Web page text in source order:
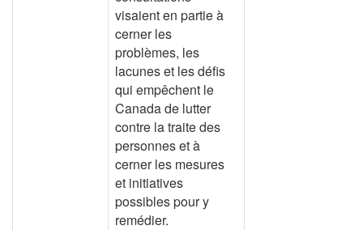
visaient en partie à
cerner les
problèmes, les
lacunes et les défis
qui empêchent le
Canada de lutter
contre la traite des
personnes et à
cerner les mesures
et initiatives
possibles pour y
remédier.